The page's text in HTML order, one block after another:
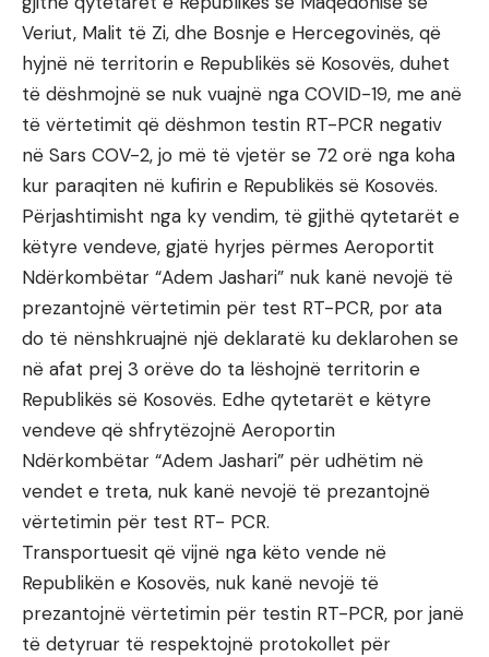
Veriut, Malit të Zi, dhe Bosnje e Hercegovinës, që
hyjnë në territorin e Republikës së Kosovës, duhet
të dëshmojnë se nuk vuajnë nga COVID-19, me anë
të vërtetimit që dëshmon testin RT-PCR negativ
në Sars COV-2, jo më të vjetër se 72 orë nga koha
kur paraqiten në kufirin e Republikës së Kosovës.
Përjashtimisht nga ky vendim, të gjithë qytetarët e
këtyre vendeve, gjatë hyrjes përmes Aeroportit
Ndërkombëtar “Adem Jashari” nuk kanë nevojë të
prezantojnë vërtetimin për test RT-PCR, por ata
do të nënshkruajnë një deklaratë ku deklarohen se
në afat prej 3 orëve do ta lëshojnë territorin e
Republikës së Kosovës. Edhe qytetarët e këtyre
vendeve që shfrytëzojnë Aeroportin
Ndërkombëtar “Adem Jashari” për udhëtim në
vendet e treta, nuk kanë nevojë të prezantojnë
vërtetimin për test RT- PCR.
Transportuesit që vijnë nga këto vende në
Republikën e Kosovës, nuk kanë nevojë të
prezantojnë vërtetimin për testin RT-PCR, por janë
të detyruar të respektojnë protokollet për